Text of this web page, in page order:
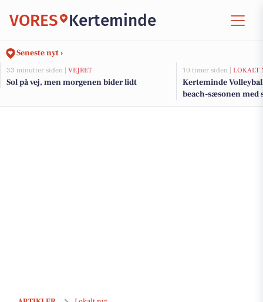
VORES Kerteminde
Seneste nyt ›
33 minutter siden | VEJRET
Sol på vej, men morgenen bider lidt
10 timer siden | LOKALT
Kerteminde
beach-sæsonen med